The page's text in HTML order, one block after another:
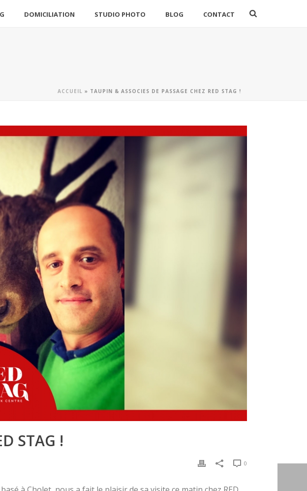
DOMICILIATION STUDIO PHOTO BLOG CONTACT
ACCUEIL » TAUPIN & ASSOCIES DE PASSAGE CHEZ RED STAG !
STAG !
0